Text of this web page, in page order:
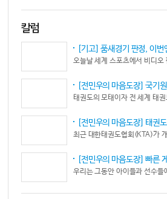
왜 갑자기 심판 가오 얘기에 핑크색 옷 얘기 같
하 발언에......답답하시니 그러시겠지만 태권도
"도" 는 지키시며 발언하세요.심판들 또한 이런
나오지 않도록 자존심 상하지 않도록 부단히
야 함은 확실합니다.부끄러운 일 들이 없도록
좋게만 보지 말고 잘하는 건 잘한다고 인정해주
못하는 건 고치도록 해주셔야지어떠한 글인지
도 못하고 일방적으로 나쁘게 표현하는 글은 보
좋지 않습니다.
고 다른 생각 없이 오로지 품새 판정에만 집중 하도
칼럼
[기고] 품새경기 판정, 이번엔 비디오 판독이다… 더
[전민우의 마음도장] 국기원으로 돌아온 한마당… 그 안에서 마주
[전민우의 마음도장] 태권도 1품 심사 완화... 문턱은 낮아졌지만,
[전민우의 마음도장] 빠른 게 능사가 아니다… 엘리